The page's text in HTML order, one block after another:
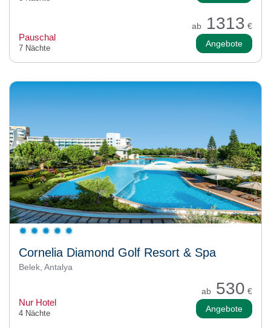
ab 1313 €
Pauschal
7 Nächte Angebote
Cornelia Diamond Golf Resort & Spa
Belek, Antalya
ab 530 €
Nur Hotel
4 Nächte Angebote